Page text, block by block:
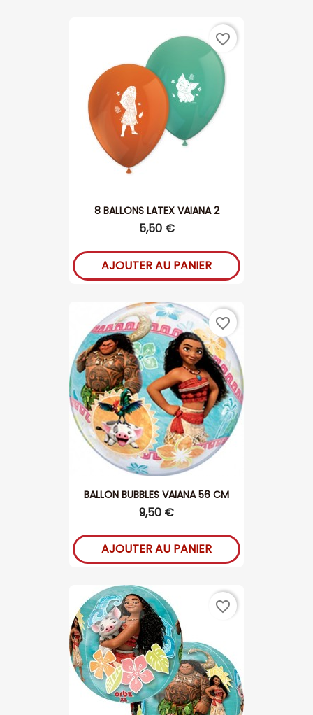
8 BALLONS LATEX VAIANA 2
5,50 €
AJOUTER AU PANIER
favorite_border
BALLON BUBBLES VAIANA 56 CM
9,50 €
AJOUTER AU PANIER
favorite_border
favorite_border